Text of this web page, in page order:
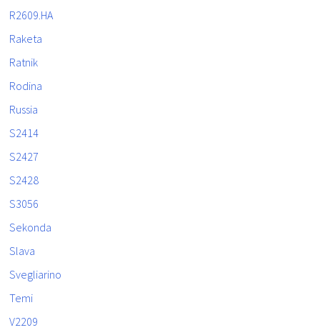
R2609.HA
Raketa
Ratnik
Rodina
Russia
S2414
S2427
S2428
S3056
Sekonda
Slava
Svegliarino
Temi
V2209